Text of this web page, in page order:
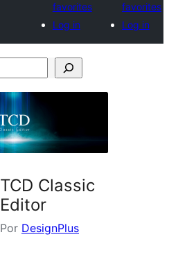
favorites
Log in
favorites
Log in
TCD Classic
Editor
Por DesignPlus